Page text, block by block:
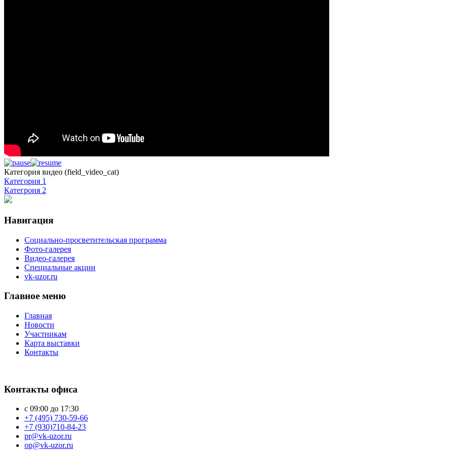
Категория видео (field_video_cat)
Категория 1
Категроия 2
Навигация
Социально-просветительская программа
Фото-галерея
Видео-галерея
Специальные акции
vk-uzor.ru
Главное меню
Главная
Новости
Участникам
Карта выставки
Контакты
Контакты офиса
с 09:00 до 17:30
+7 (495) 730-59-66
+7 (930)710-84-23
pr@vk-uzor.ru
op@vk-uzor.ru